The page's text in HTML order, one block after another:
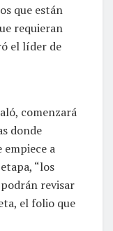
que están
requieran
el líder de
comenzará
donde
empiece a
“los
revisar
el folio que